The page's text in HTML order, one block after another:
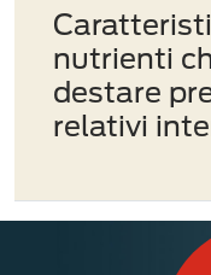
nutrienti
destare
relativi